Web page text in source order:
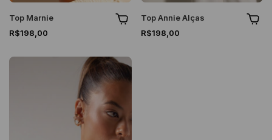
Top Marnie
R$198,00
Top Annie Alças
R$198,00